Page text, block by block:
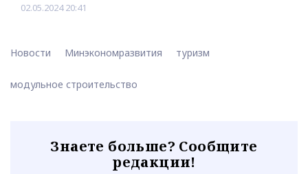
02.05.2024 20:41
Новости Минэкономразвития туризм
модульное строительство
Знаете больше? Сообщите
редакции!